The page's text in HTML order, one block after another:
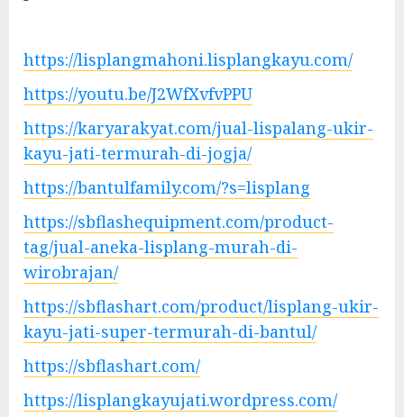
https://lisplangmahoni.lisplangkayu.com/
https://youtu.be/J2WfXvfvPPU
https://karyarakyat.com/jual-lispalang-ukir-
kayu-jati-termurah-di-jogja/
https://bantulfamily.com/?s=lisplang
https://sbflashequipment.com/product-
tag/jual-aneka-lisplang-murah-di-
wirobrajan/
https://sbflashart.com/product/lisplang-ukir-
kayu-jati-super-termurah-di-bantul/
https://sbflashart.com/
https://lisplangkayujati.wordpress.com/